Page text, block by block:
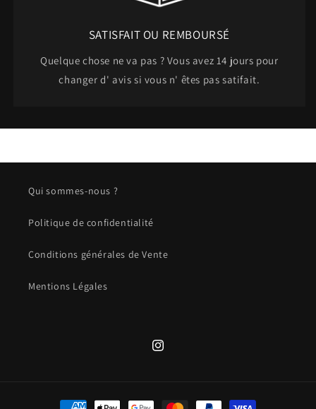
SATISFAIT OU REMBOURSÉ
Quelque chose ne va pas ? Vous avez 14 jours pour
changer d' avis si vous n' êtes pas satifait.
Qui sommes-nous ?
Politique de confidentialité
Conditions générales de Vente
Mentions Légales
Instagram
Moyens